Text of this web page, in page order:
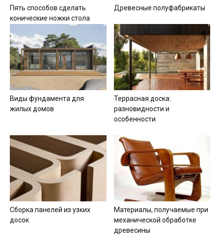
Пять способов сделать
конические ножки стола
Древесные полуфабрикаты
Виды фундамента для
жилых домов
Террасная доска:
разновидности и
особенности
Сборка панелей из узких
досок
Материалы, получаемые при
механической обработке
древесины